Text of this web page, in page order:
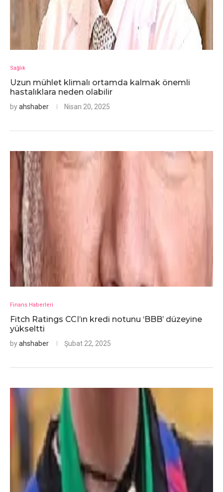
Sağlık
Uzun mühlet klimalı ortamda kalmak önemli
hastalıklara neden olabilir
byahshaber Nisan 20, 2025
Finans Haberleri
Fitch Ratings CCI’ın kredi notunu ‘BBB’ düzeyine
yükseltti
byahshaber Şubat 22, 2025